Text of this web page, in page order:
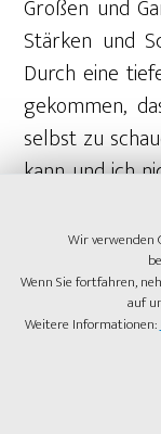
Großen und
Stärken und
Durch eine
gekommen,
selbst zu
kann und ich
Menschen
Beziehungen,
das
oder wir
Wir verwenden
Wenn Sie fortfahren,
auf
Weitere Informationen: